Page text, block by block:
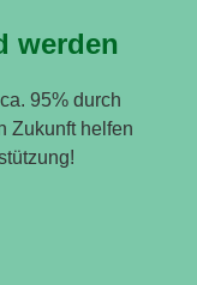
werden
95% durch
Zukunft helfen